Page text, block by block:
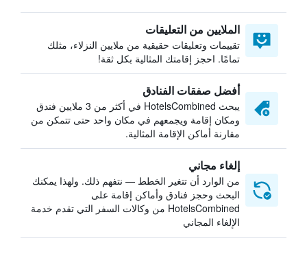
الملايين من التعليقات
تقييمات وتعليقات حقيقية من ملايين النزلاء، مثلك
تمامًا. احجز إقامتك المثالية بكل ثقة!
أفضل صفقات الفنادق
يبحث HotelsCombined في أكثر من 3 ملايين فندق
ومكان إقامة ويجمعهم في مكان واحد حتى تتمكن من
مقارنة أماكن الإقامة المثالية.
إلغاء مجاني
من الوارد أن تتغير الخطط — نتفهم ذلك. ولهذا يمكنك
البحث وحجز فنادق وأماكن إقامة على
HotelsCombined من وكالات السفر التي تقدم خدمة
الإلغاء المجاني